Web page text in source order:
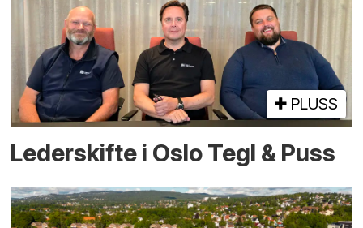
PLUSS
Lederskifte i Oslo Tegl & Puss